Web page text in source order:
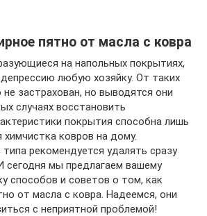
пятно от масла с ковра
на напольных покрытиях,
депрессию любую хозяйку. От таких
не застрахован, но выводятся они
случаях восстановить
покрытия способна лишь
химчистка ковров на дому.
типа рекомендуется удалять сразу
сегодня мы предлагаем вашему
способов и советов о том, как
от масла с ковра. Надеемся, они
с неприятной проблемой!